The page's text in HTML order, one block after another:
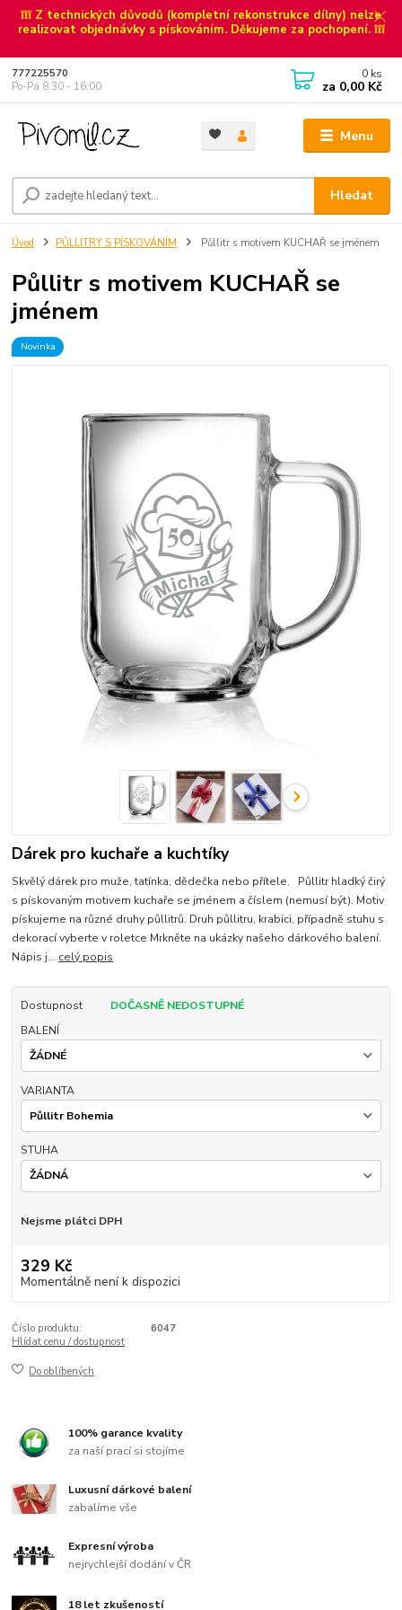
❕❕❕ Z technických důvodů (kompletní rekonstrukce dílny) nelze
realizovat objednávky s pískováním. Děkujeme za pochopení. ❕❕❕
Menu
Hledat
777225570
Po-Pá 8:30 - 16:00
0 ks
za 0,00 Kč
Úvod PŮLLITRY S PÍSKOVÁNÍM Půllitr s motivem KUCHAŘ se jménem
Půllitr s motivem KUCHAŘ se
jménem
Novinka
Dárek pro kuchaře a kuchtíky
Skvělý dárek pro muže, tatínka, dědečka nebo přítele. Půllitr hladký čirý
s pískovaným motivem kuchaře se jménem a číslem (nemusí být). Motiv
pískujeme na různé druhy půllitrů. Druh půllitru, krabici, případně stuhu s
dekorací vyberte v roletce Mrkněte na ukázky našeho dárkového balení.
Nápis j... celý popis
Dostupnost
DOČASNĚ NEDOSTUPNÉ
BALENÍ
VARIANTA
STUHA
Nejsme plátci DPH
329 Kč
Momentálně není k dispozici
Číslo produktu:
6047
Hlídat cenu / dostupnost
Do oblíbených
100% garance kvality
za naší prací si stojíme
Luxusní dárkové balení
zabalíme vše
Expresní výroba
nejrychlejší dodání v ČR
18 let zkušeností